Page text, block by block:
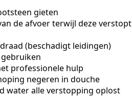
gieten
de afvoer terwijl deze verstopt
(beschadigt leidingen)
professionele hulp
negeren in douche
water alle verstopping oplost